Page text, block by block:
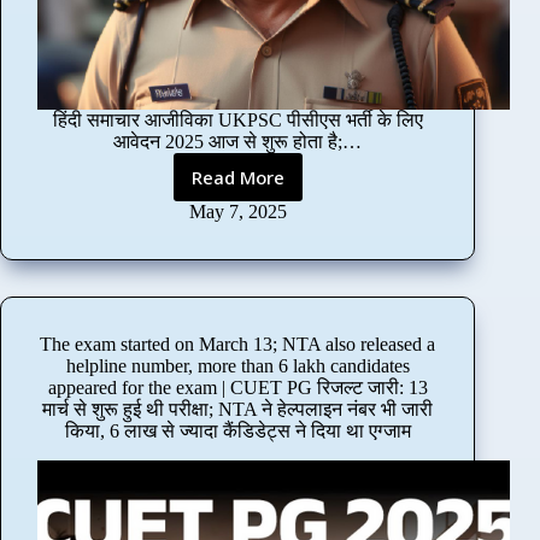
की
कें
सी
नि
का
1
ल
क्‍स
पी
रि
यं
स
ज
री
A
T
के
लि
ए
को
ई
स्था
ई
स्ट
म
न
हीं
?
s
e
l
e
t
i
o
n
i
t
h
o
u
g
h
w
r
c
k
I
m
a
g
e
s
V
r
a
l
n
S
o
c
l
M
हिंदी समाचार आजीविका UKPSC पीसीएस भर्ती के लिए
आवेदन 2025 आज से शुरू होता है;…
Read More
A
p
l
i
a
t
i
o
n
r
U
May 7, 2025
The exam started on March 13; NTA also released a
helpline number, more than 6 lakh candidates
appeared for the exam | CUET PG रिजल्ट जारी: 13
मार्च से शुरू हुई थी परीक्षा; NTA ने हेल्पलाइन नंबर भी जारी
किया, 6 लाख से ज्यादा कैंडिडेट्स ने दिया था एग्जाम